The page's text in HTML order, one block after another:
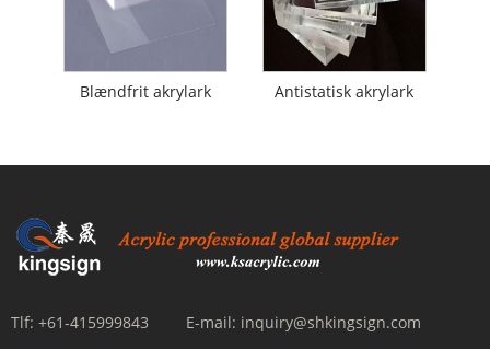
Blændfrit akrylark Antistatisk akrylark
Tlf: +61-415999843 E-mail: inquiry@shkingsign.com